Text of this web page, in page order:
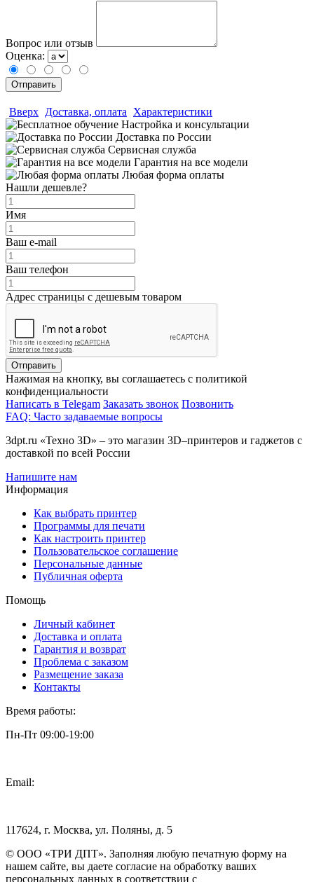
Вопрос или отзыв
Оценка:
Вверх Доставка, оплата
Характеристики
Настройка и консультации
Доставка по России
Сервисная служба
Гарантия на все модели
Любая форма оплаты
Нашли дешевле?
Имя
Ваш e-mail
Ваш телефон
Адрес страницы с дешевым товаром
Отправить
Нажимая на кнопку, вы соглашаетесь с политикой
конфиденциальности
Написать в Telegam Заказать звонок Позвонить
FAQ: Часто задаваемые вопросы
3dpt.ru «Техно 3D» – это магазин 3D–принтеров и гаджетов с
доставкой по всей России
Напишите нам
Информация
Как выбрать принтер
Программы для печати
Как настроить принтер
Пользовательское соглашение
Персональные данные
Публичная оферта
Помощь
Личный кабинет
Доставка и оплата
Гарантия и возврат
Проблема с заказом
Размещение заказа
Контакты
Время работы:
Пн-Пт 09:00-19:00
Email:
117624, г. Москва, ул. Поляны, д. 5
© ООО «ТРИ ДПТ». Заполняя любую печатную форму на
нашем сайте, вы даете согласие на обработку ваших
персональных данных в соответствии с